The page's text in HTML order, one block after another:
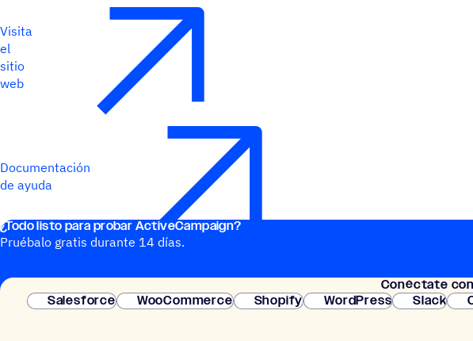
Visita
el
sitio
web
Documentación
de ayuda
¿Todo listo para probar ActiveCampaign?
Pruébalo gratis durante 14 días.
Conéc­tate
Salesforce
WooCommerce Shopify WordPress Slack